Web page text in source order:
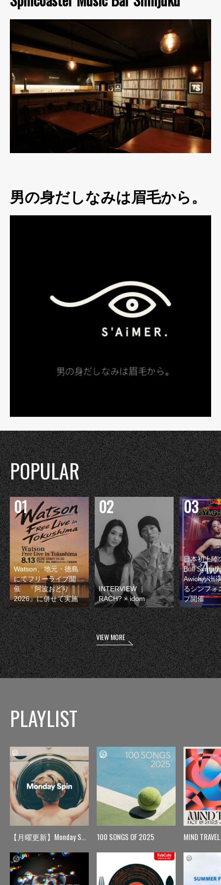
男の身だしなみは眉毛から。
POPULAR
Watson、地元・徳島
にてフリーライブ開
催 『阿波おどり
2026』に併せて実施
INTERVIEW ｜
RACH? × idom
日本初上陸
Bull
Awichが出
るシンフォ
ブ開催
VIEW MORE
PLAYLIST
【月曜更新】Monday Spin 100 SONGS OF 2025 MIND TRAVEL